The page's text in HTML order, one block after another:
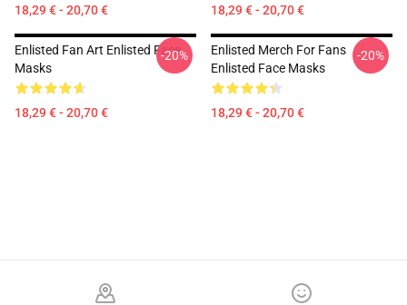
18,29 € - 20,70 € 18,29 € - 20,70 €
Enlisted Fan Art Enlisted Face
Masks
18,29 € - 20,70 €
-20%
Enlisted Merch For Fans
Enlisted Face Masks
18,29 € - 20,70 €
-20%